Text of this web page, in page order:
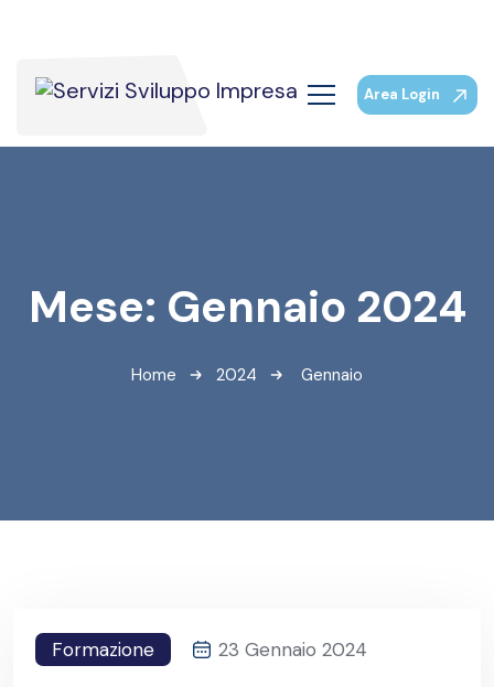
Area Login
Mese: Gennaio 2024
Home 2024 Gennaio
Formazione 23 Gennaio 2024